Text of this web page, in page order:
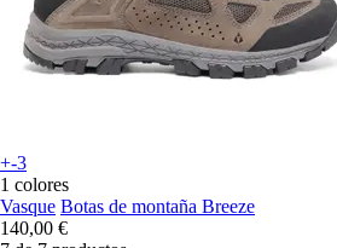
+-3
1 colores
Vasque Botas de montaña Breeze
140,00 €